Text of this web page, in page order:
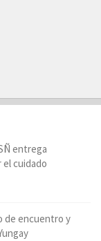
entrega
cuidado
de encuentro y